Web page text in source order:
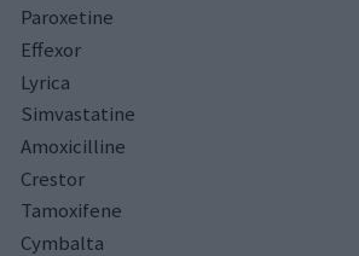
Paroxetine
Effexor
Lyrica
Simvastatine
Amoxicilline
Crestor
Tamoxifene
Cymbalta